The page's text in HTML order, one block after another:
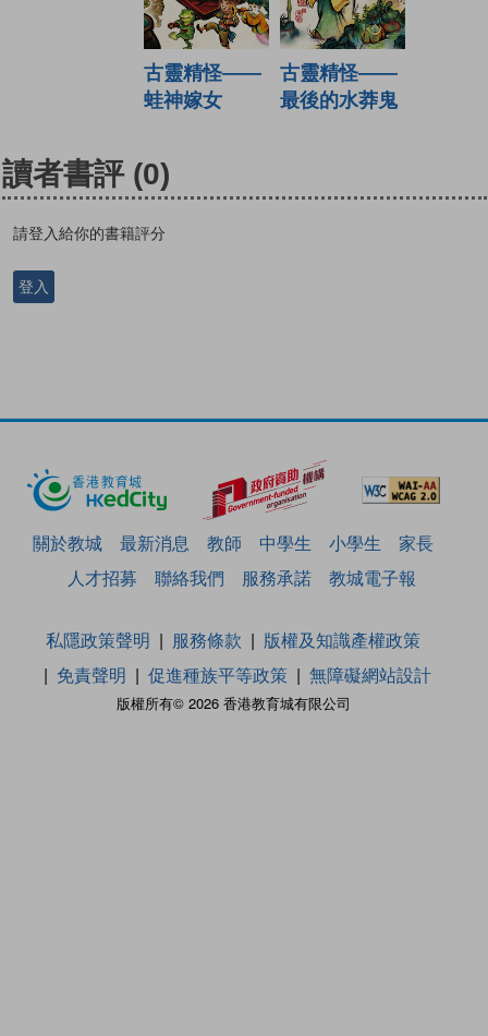
古靈精怪——
蛙神嫁女
古靈精怪——
最後的水莽鬼
讀者書評 (0)
請登入給你的書籍評分
登入
關於教城 最新消息 教師 中學生 小學生
家長
人才招募
聯絡我們 服務承諾 教城電子報
版權所有© 2026 香港教育城有限公司
私隱政策聲明 服務條款
版權及知識產權政策
免責聲明
促進種族平等政策 無障礙網站設計